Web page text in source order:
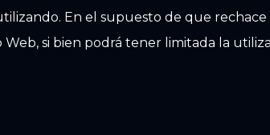
En el supuesto de que
si bien podrá tener limitada la